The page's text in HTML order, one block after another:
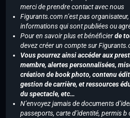
merci de prendre contact avec nous
Figurants.com n’est pas
informations qui sont publiées ou
Pour en savoir plus et bénéficierde
devez créer un compte sur
Vous pourrez ainsi accéder aux
membre, alertes personnalisées,
création de book photo, contenu
gestion de carrière, et ressources
du spectacle, etc…
N’envoyez jamais de documents
passeports, carte d’identité, permis b